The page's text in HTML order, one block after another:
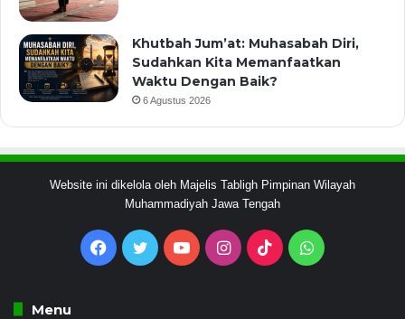
Khutbah Jum’at: Muhasabah Diri,
Sudahkan Kita Memanfaatkan
Waktu Dengan Baik?
6 Agustus 2026
Website ini dikelola oleh Majelis Tabligh Pimpinan Wilayah
Muhammadiyah Jawa Tengah
Facebook
Twitter YouTubeInstagram
TikTokWhatsApp
Menu